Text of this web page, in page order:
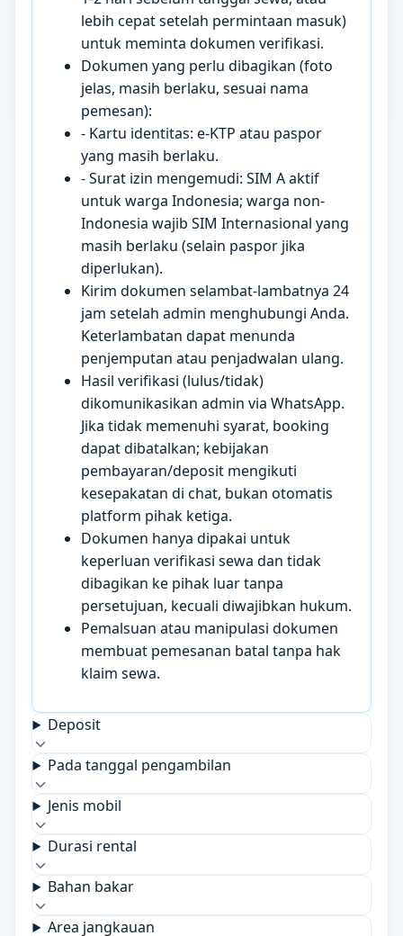
lebih cepat setelah permintaan masuk)
untuk meminta dokumen verifikasi.
Dokumen yang perlu dibagikan (foto
jelas, masih berlaku, sesuai nama
pemesan):
- Kartu identitas: e-KTP atau paspor
yang masih berlaku.
- Surat izin mengemudi: SIM A aktif
untuk warga Indonesia; warga non-
Indonesia wajib SIM Internasional yang
masih berlaku (selain paspor jika
diperlukan).
Kirim dokumen selambat-lambatnya 24
jam setelah admin menghubungi Anda.
Keterlambatan dapat menunda
penjemputan atau penjadwalan ulang.
Hasil verifikasi (lulus/tidak)
dikomunikasikan admin via WhatsApp.
Jika tidak memenuhi syarat, booking
dapat dibatalkan; kebijakan
pembayaran/deposit mengikuti
kesepakatan di chat, bukan otomatis
platform pihak ketiga.
Dokumen hanya dipakai untuk
keperluan verifikasi sewa dan tidak
dibagikan ke pihak luar tanpa
persetujuan, kecuali diwajibkan hukum.
Pemalsuan atau manipulasi dokumen
membuat pemesanan batal tanpa hak
klaim sewa.
Deposit
Pada tanggal pengambilan
Jenis mobil
Durasi rental
Bahan bakar
Area jangkauan